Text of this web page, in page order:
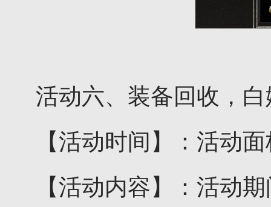
活动六、装备回收，
【活动时间】：活动
【活动内容】：活动